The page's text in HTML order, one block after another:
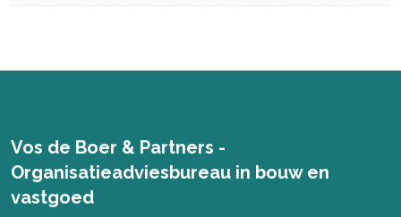
Vos de Boer & Partners -
Organisatieadviesbureau in bouw en
vastgoed